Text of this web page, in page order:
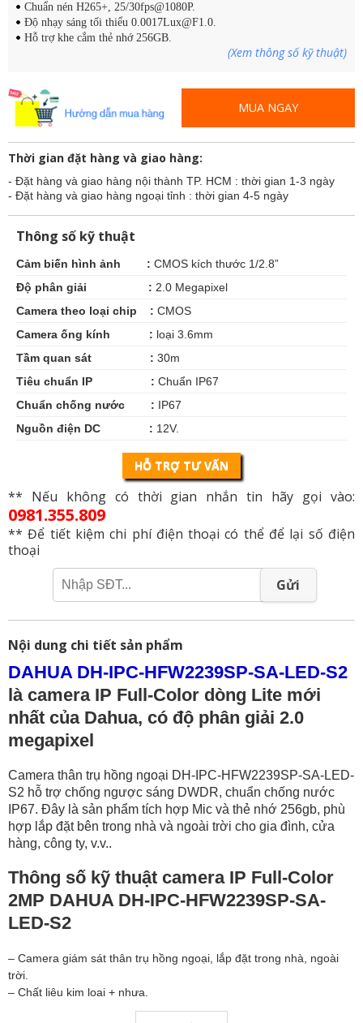
Chuẩn nén H265+, 25/30fps@1080P.
Độ nhạy sáng tối thiểu 0.0017Lux@F1.0.
Hỗ trợ khe cắm thẻ nhớ 256GB.
(Xem thông số kỹ thuật)
MUA NGAY
Thời gian đặt hàng và giao hàng:
- Đặt hàng và giao hàng nội thành TP. HCM : thời gian 1-3 ngày
- Đặt hàng và giao hàng ngoại tỉnh : thời gian 4-5 ngày
Thông số kỹ thuật
Cảm biến hình ảnh : CMOS kích thước 1/2.8”
Độ phân giải : 2.0 Megapixel
Camera theo loại chip : CMOS
Camera ống kính : loại 3.6mm
Tầm quan sát : 30m
Tiêu chuẩn IP : Chuẩn IP67
Chuẩn chống nước : IP67
Nguồn điện DC : 12V.
HỖ TRỢ TƯ VẤN
** Nếu không có thời gian nhắn tin hãy gọi vào:
0981.355.809
** Để tiết kiệm chi phí điện thoại có thể để lại số điện
thoại
Gửi
Nội dung chi tiết sản phẩm
DAHUA DH-IPC-HFW2239SP-SA-LED-S2
là camera IP Full-Color dòng Lite mới
nhất của Dahua, có độ phân giải 2.0
megapixel
Camera thân trụ hồng ngoại DH-IPC-HFW2239SP-SA-LED-
S2 hỗ trợ chống ngược sáng DWDR, chuẩn chống nước
IP67. Đây là sản phẩm tích hợp Mic và thẻ nhớ 256gb, phù
hợp lắp đặt bên trong nhà và ngoài trời cho gia đình, cửa
hàng, công ty, v.v..
Thông số kỹ thuật camera IP Full-Color
2MP DAHUA DH-IPC-HFW2239SP-SA-
LED-S2
– Camera giám sát thân trụ hồng ngoại, lắp đặt trong nhà, ngoài
trời.
– Chất liệu kim loại + nhựa.
– 2MP Full-color Bullet Network Camera.